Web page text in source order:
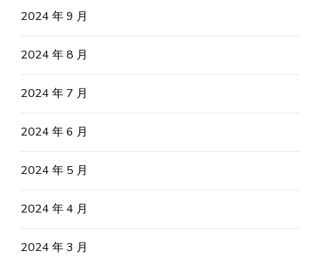
2024 年 9 月
2024 年 8 月
2024 年 7 月
2024 年 6 月
2024 年 5 月
2024 年 4 月
2024 年 3 月